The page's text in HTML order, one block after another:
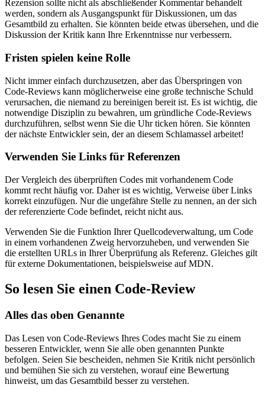
Das Anfechten einer Überprüfung kann zu einem großen
Wissenstransfer zwischen Entwicklern führen. Eine gegebene
Rezension sollte nicht als abschließender Kommentar behandelt
Gesamtbild zu erhalten. Sie könnten beide etwas übersehen, und die
Fristen spielen keine Rolle
Nicht immer einfach durchzusetzen, aber das Überspringen von
Code-Reviews kann möglicherweise eine große technische Schuld
verursachen, die niemand zu bereinigen bereit ist. Es ist wichtig, die
durchzuführen, selbst wenn Sie die Uhr ticken hören. Sie könnten
Verwenden Sie Links für Referenzen
Der Vergleich des überprüften Codes mit vorhandenem Code
korrekt einzufügen. Nur die ungefähre Stelle zu nennen, an der sich
der referenzierte Code befindet, reicht nicht aus.
Verwenden Sie die Funktion Ihrer Quellcodeverwaltung, um Code
die erstellten URLs in Ihrer Überprüfung als Referenz. Gleiches gilt
für externe Dokumentationen, beispielsweise auf MDN.
So lesen Sie einen Code-Review
Alles das oben Genannte
Das Lesen von Code-Reviews Ihres Codes macht Sie zu einem
besseren Entwickler, wenn Sie alle oben genannten Punkte